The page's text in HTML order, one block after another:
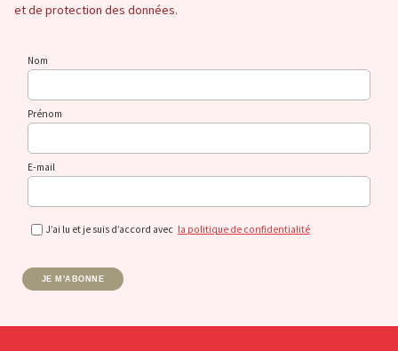
et de protection des données.
Nom
Prénom
E-mail
J’ai lu et je suis d’accord avec la politique de confidentialité
JE M'ABONNE